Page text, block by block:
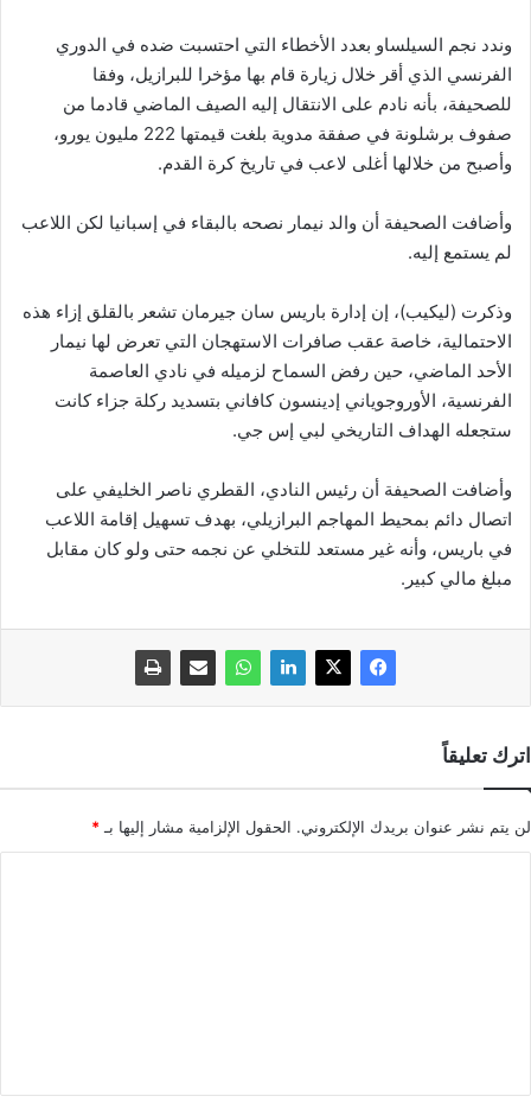
وندد نجم السيلساو بعدد الأخطاء التي احتسبت ضده في الدوري
الفرنسي الذي أقر خلال زيارة قام بها مؤخرا للبرازيل، وفقا
للصحيفة، بأنه نادم على الانتقال إليه الصيف الماضي قادما من
صفوف برشلونة في صفقة مدوية بلغت قيمتها 222 مليون يورو،
وأصبح من خلالها أغلى لاعب في تاريخ كرة القدم.
وأضافت الصحيفة أن والد نيمار نصحه بالبقاء في إسبانيا لكن اللاعب
لم يستمع إليه.
وذكرت (ليكيب)، إن إدارة باريس سان جيرمان تشعر بالقلق إزاء هذه
الاحتمالية، خاصة عقب صافرات الاستهجان التي تعرض لها نيمار
الأحد الماضي، حين رفض السماح لزميله في نادي العاصمة
الفرنسية، الأوروجوياني إدينسون كافاني بتسديد ركلة جزاء كانت
ستجعله الهداف التاريخي لبي إس جي.
وأضافت الصحيفة أن رئيس النادي، القطري ناصر الخليفي على
اتصال دائم بمحيط المهاجم البرازيلي، بهدف تسهيل إقامة اللاعب
في باريس، وأنه غير مستعد للتخلي عن نجمه حتى ولو كان مقابل
مبلغ مالي كبير.
اترك تعليقاً
لن يتم نشر عنوان بريدك الإلكتروني. الحقول الإلزامية مشار إليها بـ*